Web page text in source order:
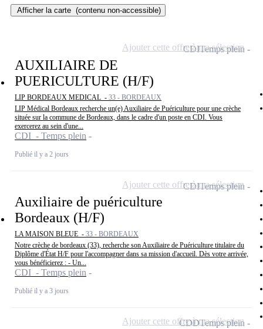
Afficher la carte (contenu non-accessible)
AUXILIAIRE DE
PUERICULTURE (H/F)
LIP BORDEAUX MEDICAL - 33 - BORDEAUX
LIP Médical Bordeaux recherche un(e) Auxiliaire de Puériculture pour une crèche
située sur la commune de Bordeaux, dans le cadre d'un poste en CDI. Vous
exercerez au sein d'une...
CDI - Temps plein
Publié il y a 2 jours
CDITemps plein
Ajouter cette offre à ma sélection
Auxiliaire de puériculture
Bordeaux (H/F)
LA MAISON BLEUE - 33 - BORDEAUX
Notre crèche de bordeaux (33), recherche son Auxiliaire de Puériculture titulaire du
Diplôme d'État H/F pour l'accompagner dans sa mission d'accueil. Dès votre arrivée,
vous bénéficierez : - Un...
CDI - Temps plein
Publié il y a 3 jours
CDITemps plein
Ajouter cette offre à ma sélection
CDDTemps plein
Ajouter cette offre à ma sélection